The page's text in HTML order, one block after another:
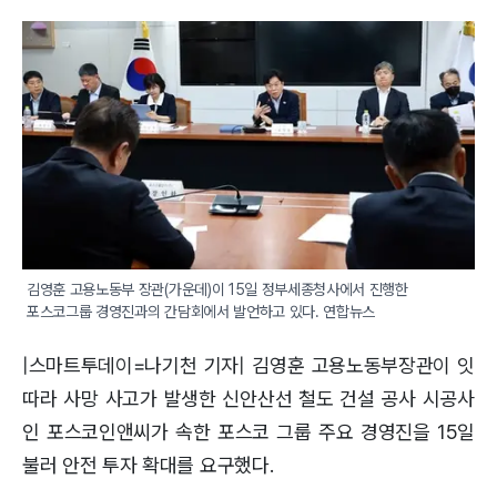
김영훈 고용노동부 장관(가운데)이 15일 정부세종청사에서 진행한
포스코그룹 경영진과의 간담회에서 발언하고 있다. 연합뉴스
|스마트투데이=나기천 기자| 김영훈 고용노동부장관이 잇
따라 사망 사고가 발생한 신안산선 철도 건설 공사 시공사
인 포스코인앤씨가 속한 포스코 그룹 주요 경영진을 15일
불러 안전 투자 확대를 요구했다.